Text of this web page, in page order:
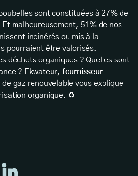
sont constituées à 27% de
malheureusement, 51% de nos
incinérés ou mis à la
pourraient être valorisés.
déchets organiques ? Quelles sont
? Ekwateur, fournisseur
de gaz renouvelable vous explique
organique. ♻️